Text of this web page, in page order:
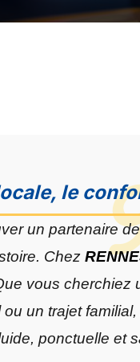
le
un partenaire
Chez
vous cherchiez
un trajet
ponctuelle et